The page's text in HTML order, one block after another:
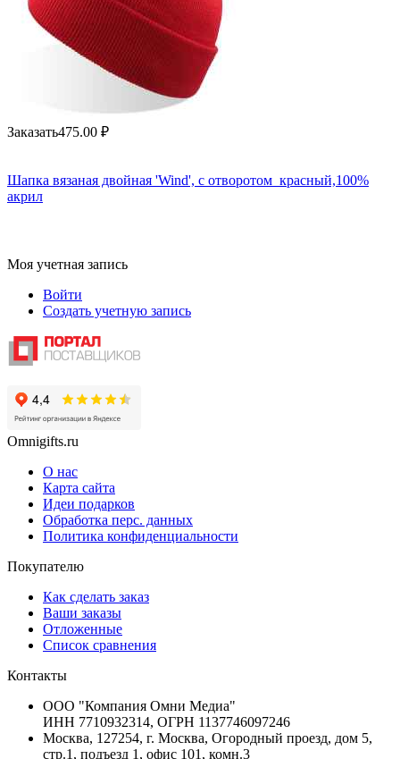
Заказать475.00 ₽
Шапка вязаная двойная 'Wind', с отворотом_красный,100%
акрил
Моя учетная запись
Войти
Создать учетную запись
Omnigifts.ru
О нас
Карта сайта
Идеи подарков
Обработка перс. данных
Политика конфиденциальности
Покупателю
Как сделать заказ
Ваши заказы
Отложенные
Список сравнения
Контакты
ООО "Компания Омни Медиа"
ИНН 7710932314, ОГРН 1137746097246
Москва, 127254, г. Москва, Огородный проезд, дом 5,
стр.1, подъезд 1, офис 101, комн.3